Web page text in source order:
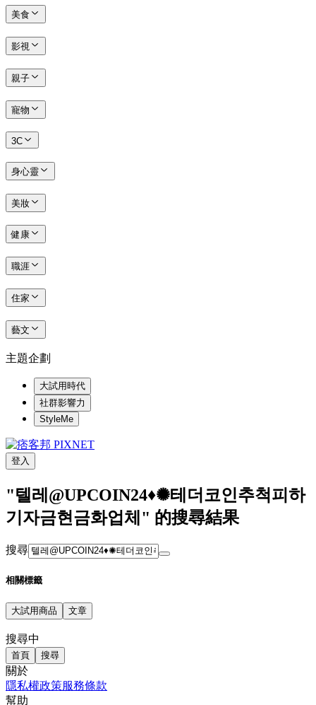
美食
影視
親子
寵物
3C
身心靈
美妝
健康
職涯
住家
藝文
主題企劃
大試用時代
社群影響力
StyleMe
登入
"텔레@UPCOIN24♦✺테더코인추척피하
기자금현금화업체" 的搜尋結果
搜尋
相關標籤
大試用商品 文章
搜尋中
首頁 搜尋
關於
隱私權政策服務條款
幫助